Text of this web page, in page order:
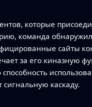
которые
команда
сайты
за его
каскаду.